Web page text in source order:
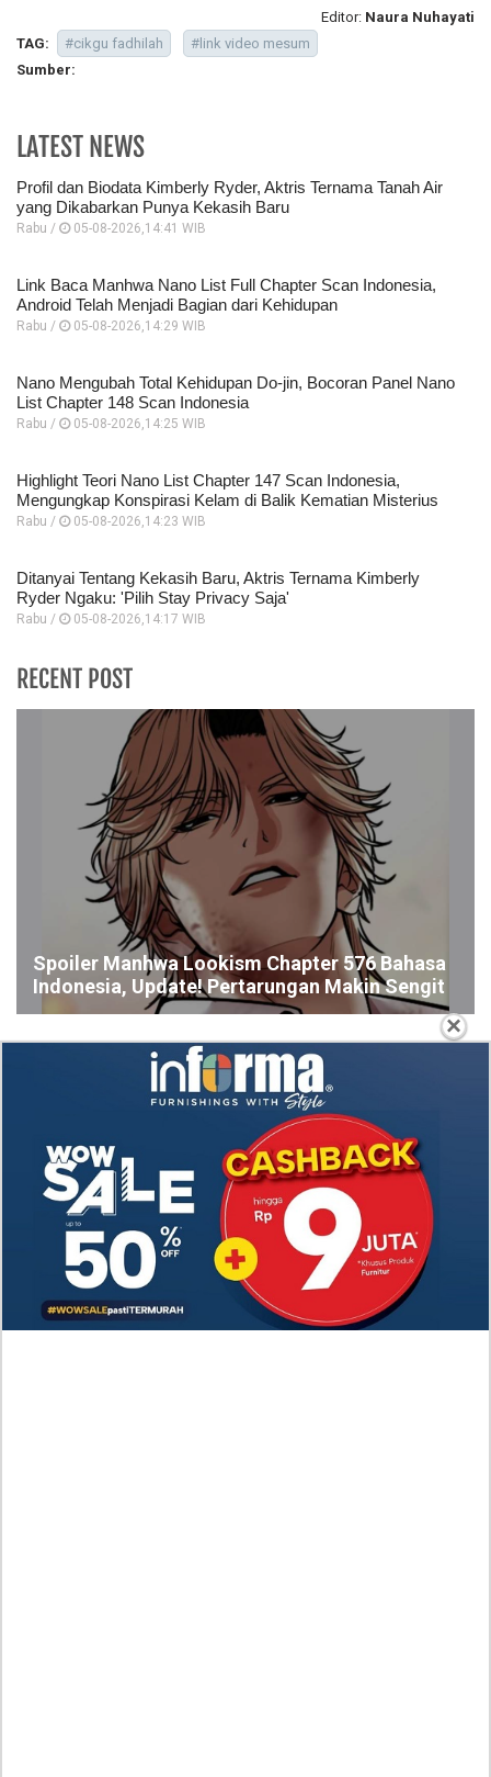
×
Editor: Naura Nuhayati
TAG:
#cikgu fadhilah
#link video mesum
Sumber:
LATEST NEWS
Profil dan Biodata Kimberly Ryder, Aktris Ternama Tanah Air
yang Dikabarkan Punya Kekasih Baru
Rabu / 05-08-2026,14:41 WIB
Link Baca Manhwa Nano List Full Chapter Scan Indonesia,
Android Telah Menjadi Bagian dari Kehidupan
Rabu / 05-08-2026,14:29 WIB
Nano Mengubah Total Kehidupan Do-jin, Bocoran Panel Nano
List Chapter 148 Scan Indonesia
Rabu / 05-08-2026,14:25 WIB
Highlight Teori Nano List Chapter 147 Scan Indonesia,
Mengungkap Konspirasi Kelam di Balik Kematian Misterius
Rabu / 05-08-2026,14:23 WIB
Ditanyai Tentang Kekasih Baru, Aktris Ternama Kimberly
Ryder Ngaku: 'Pilih Stay Privacy Saja'
Rabu / 05-08-2026,14:17 WIB
RECENT POST
Spoiler Manhwa Lookism Chapter 576 Bahasa
Indonesia, Update! Pertarungan Makin Sengit
Spoiler Update! Manhwa Eleceed Chapter 371
Bahasa Indonesia, Situasi yang Makin Kacau
Nonton Drama A Hundred Memories (2025) Episode
7-8 Subtitle Indonesia, Kisah Persahabatan Hingga
Cinta Segitiga
Link Nonton Walking on Thin Ice (2025) Episoe 5-6
SUB INDO, Gratis! Kang Eun Su Nekat dengan
Keputusannya
RAW Baca Manhwa Cry, or Better Yet, Beg Chapter